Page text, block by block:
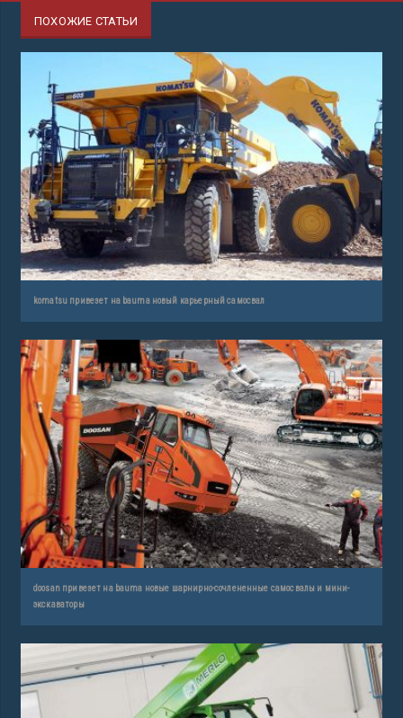
ПОХОЖИЕ СТАТЬИ
komatsu привезет на bauma новый карьерный самосвал
doosan привезет на bauma новые шарнирно-сочлененные самосвалы и мини-
экскаваторы